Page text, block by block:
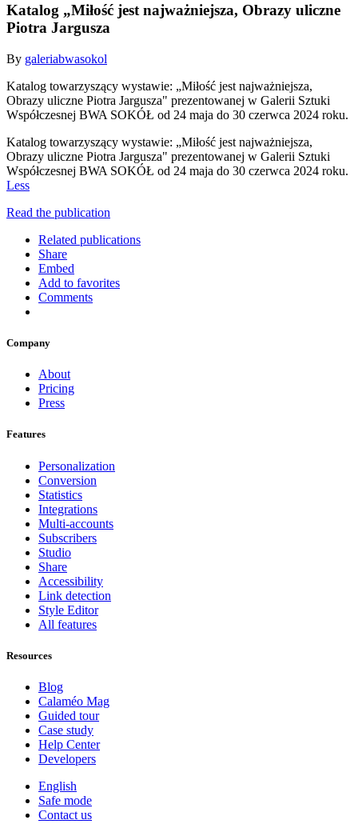
Katalog „Miłość jest najważniejsza, Obrazy uliczne
Piotra Jargusza
By galeriabwasokol
Katalog towarzyszący wystawie: „Miłość jest najważniejsza,
Obrazy uliczne Piotra Jargusza" prezentowanej w Galerii Sztuki
Współczesnej BWA SOKÓŁ od 24 maja do 30 czerwca 2024 roku.
Katalog towarzyszący wystawie: „Miłość jest najważniejsza,
Obrazy uliczne Piotra Jargusza" prezentowanej w Galerii Sztuki
Współczesnej BWA SOKÓŁ od 24 maja do 30 czerwca 2024 roku.
Less
Read the publication
Related publications
Share
Embed
Add to favorites
Comments
Company
About
Pricing
Press
Features
Personalization
Conversion
Statistics
Integrations
Multi-accounts
Subscribers
Studio
Share
Accessibility
Link detection
Style Editor
All features
Resources
Blog
Calaméo Mag
Guided tour
Case study
Help Center
Developers
English
Safe mode
Contact us